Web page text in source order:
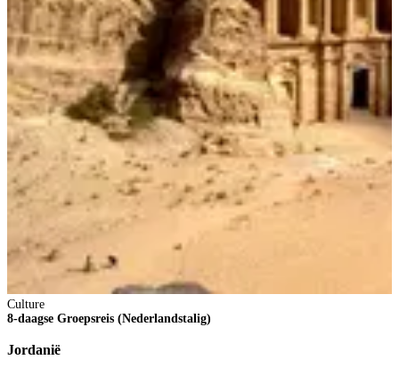
Culture
8-daagse Groepsreis (Nederlandstalig)
Jordanië